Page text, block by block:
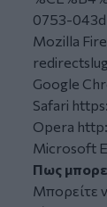
0753-
Mozilla
Google
Safari
Opera
Microsoft
Πως
Μπορείτε